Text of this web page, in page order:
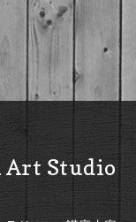
Art Studio